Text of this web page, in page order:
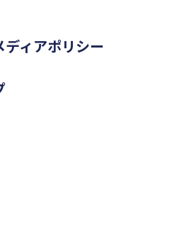
ディアポリシー